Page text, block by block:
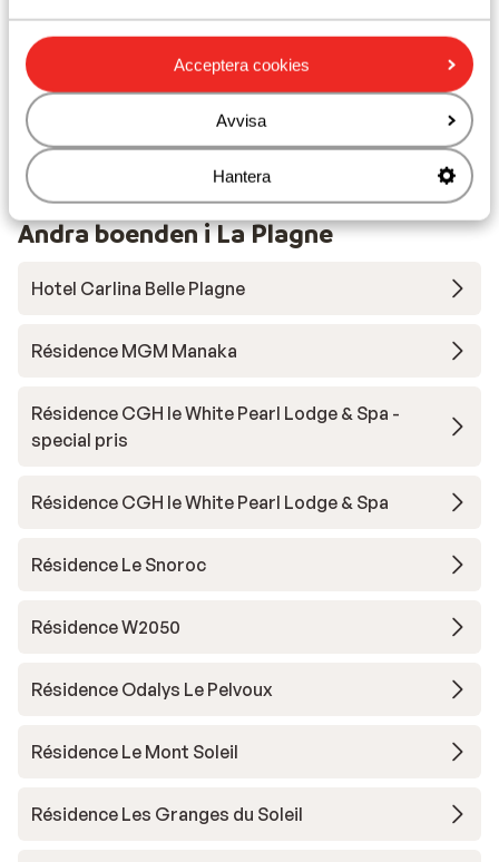
Acceptera cookies
Avvisa
Hantera
EN
le
??????
Liftkort
Skidskola
Utrustning
Andra boenden i La Plagne
Hotel Carlina Belle Plagne
Résidence MGM Manaka
Résidence CGH le White Pearl Lodge & Spa -
special pris
Résidence CGH le White Pearl Lodge & Spa
Résidence Le Snoroc
Résidence W2050
Résidence Odalys Le Pelvoux
Résidence Le Mont Soleil
Résidence Les Granges du Soleil